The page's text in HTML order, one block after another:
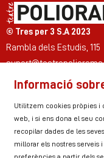
© Tres per 3 S.A 2023
Rambla dels Estudis, 115
Link aLink aLink a
Link
Informació
Utilitzem cookies pròpies i
web, i si ens dona el seu
recopilar dades de les
millorar els nostres serveis